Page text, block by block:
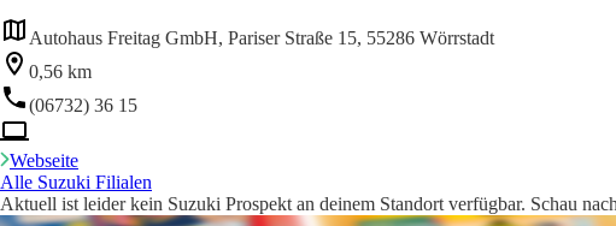
Autohaus Freitag GmbH, Pariser Straße 15, 55286 Wörrstadt
0,56 km
(06732) 36 15
Webseite
Alle Suzuki Filialen
Aktuell ist leider kein Suzuki Prospekt an deinem Standort verfügbar. Schau